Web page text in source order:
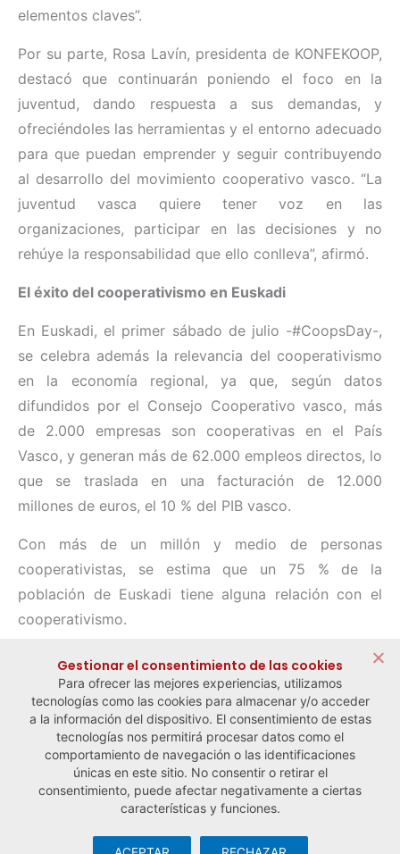
elementos claves”.
Por su parte, Rosa Lavín, presidenta de KONFEKOOP,
destacó que continuarán poniendo el foco en la
juventud, dando respuesta a sus demandas, y
ofreciéndoles las herramientas y el entorno adecuado
para que puedan emprender y seguir contribuyendo
al desarrollo del movimiento cooperativo vasco. “La
juventud vasca quiere tener voz en las
organizaciones, participar en las decisiones y no
rehúye la responsabilidad que ello conlleva”, afirmó.
El éxito del cooperativismo en Euskadi
En Euskadi, el primer sábado de julio -#CoopsDay-,
se celebra además la relevancia del cooperativismo
en la economía regional, ya que, según datos
difundidos por el Consejo Cooperativo vasco, más
de 2.000 empresas son cooperativas en el País
Vasco, y generan más de 62.000 empleos directos, lo
que se traslada en una facturación de 12.000
millones de euros, el 10 % del PIB vasco.
Con más de un millón y medio de personas
cooperativistas, se estima que un 75 % de la
población de Euskadi tiene alguna relación con el
cooperativismo.
← Noticia anterior Noticia siguiente →
Gestionar el consentimiento de las cookies
Para ofrecer las mejores experiencias, utilizamos
tecnologías como las cookies para almacenar y/o acceder
a la información del dispositivo. El consentimiento de estas
tecnologías nos permitirá procesar datos como el
comportamiento de navegación o las identificaciones
únicas en este sitio. No consentir o retirar el
consentimiento, puede afectar negativamente a ciertas
características y funciones.